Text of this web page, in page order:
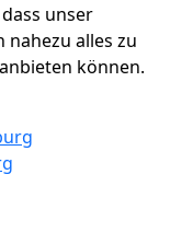
unser
alles zu
anbieten können.